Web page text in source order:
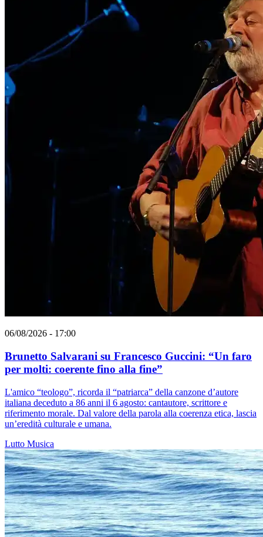
06/08/2026 - 17:00
Brunetto Salvarani su Francesco Guccini: “Un faro
per molti: coerente fino alla fine”
L'amico “teologo”, ricorda il “patriarca” della canzone d’autore
italiana deceduto a 86 anni il 6 agosto: cantautore, scrittore e
riferimento morale. Dal valore della parola alla coerenza etica, lascia
un’eredità culturale e umana.
Lutto Musica